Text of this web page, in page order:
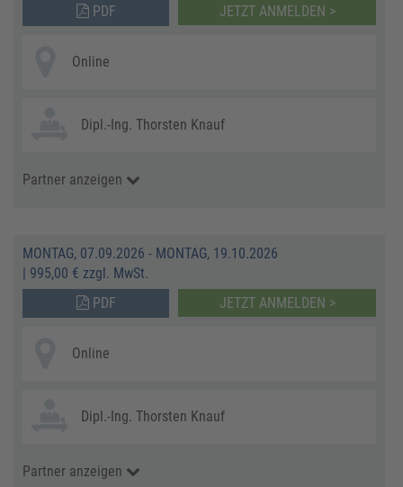
PDF
JETZT ANMELDEN >
Online
Dipl.-Ing. Thorsten Knauf
Partner anzeigen
MONTAG, 07.09.2026 - MONTAG, 19.10.2026
| 995,00 € zzgl. MwSt.
PDF
JETZT ANMELDEN >
Online
Dipl.-Ing. Thorsten Knauf
Partner anzeigen